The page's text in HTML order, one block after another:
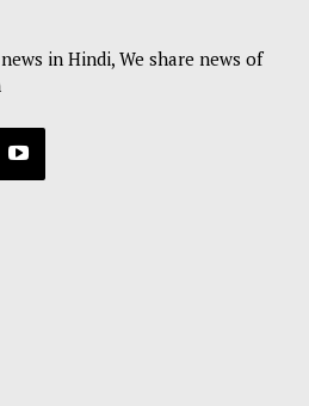
in Hindi, We share news of